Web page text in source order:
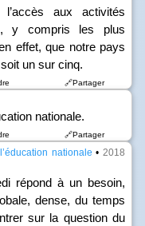
aux activités
y compris les plus
effet, que notre pays
un sur cinq.
🔗Partager
nationale.
🔗Partager
nationale •2018
répond à un besoin,
dense, du temps
sur la question du